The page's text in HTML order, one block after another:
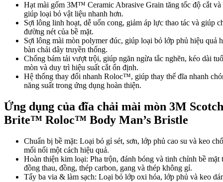
Hạt mài gốm 3M™ Ceramic Abrasive Grain tăng tốc độ cắt và
giúp loại bỏ vật liệu nhanh hơn.
Sợi lông linh hoạt, dễ uốn cong, giảm áp lực thao tác và giúp
đường nét của bề mặt.
Sợi lông mài mòn polymer đúc, giúp loại bỏ lớp phủ hiệu quả
bàn chải dây truyền thống.
Chống bám tải vượt trội, giúp ngăn ngừa tắc nghẽn, kéo dài
mòn và duy trì hiệu suất cắt ổn định.
Hệ thống thay đổi nhanh Roloc™, giúp thay thế đĩa nhanh
năng suất trong ứng dụng hoàn thiện.
Ứng dụng của đĩa chải mài mòn 3M
Brite™ Roloc™ Body Man’s Bristle
Chuẩn bị bề mặt: Loại bỏ gỉ sét, sơn, lớp phủ cao su và keo
mối nối một cách hiệu quả.
Hoàn thiện kim loại: Pha trộn, đánh bóng và tinh chỉnh bề mặt
đồng thau, đồng, thép carbon, gang và thép không gỉ.
Tẩy ba via & làm sạch: Loại bỏ lớp oxi hóa, lớp phủ và keo